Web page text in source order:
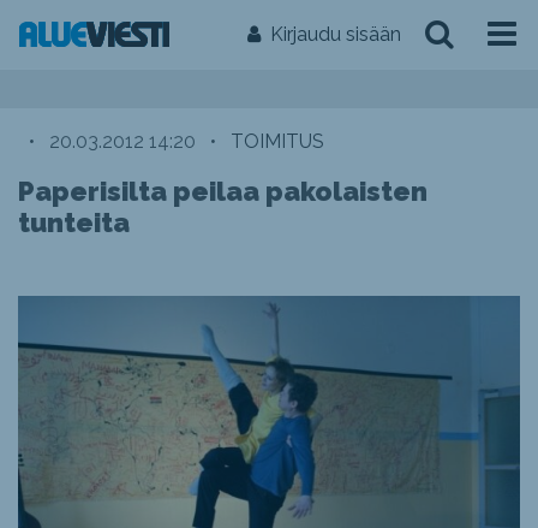
Kirjaudu sisään
• 20.03.2012 14:20 • TOIMITUS
Paperisilta peilaa pakolaisten
tunteita